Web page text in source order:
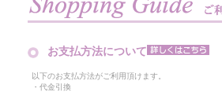
お支払方法について
以下のお支払方法がご利用頂けます。
・代金引換